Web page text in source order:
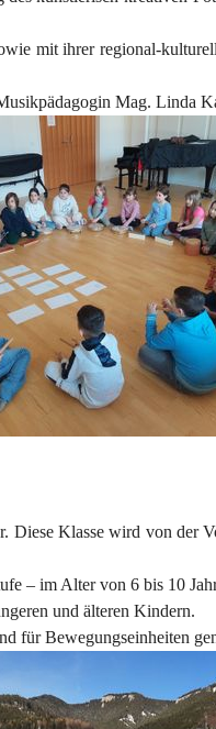
mit ihrer regional-
Mag. Linda
Klasse wird von der
– im Alter von 6 bis 10
und älteren Kindern.
für Bewegungseinheiten